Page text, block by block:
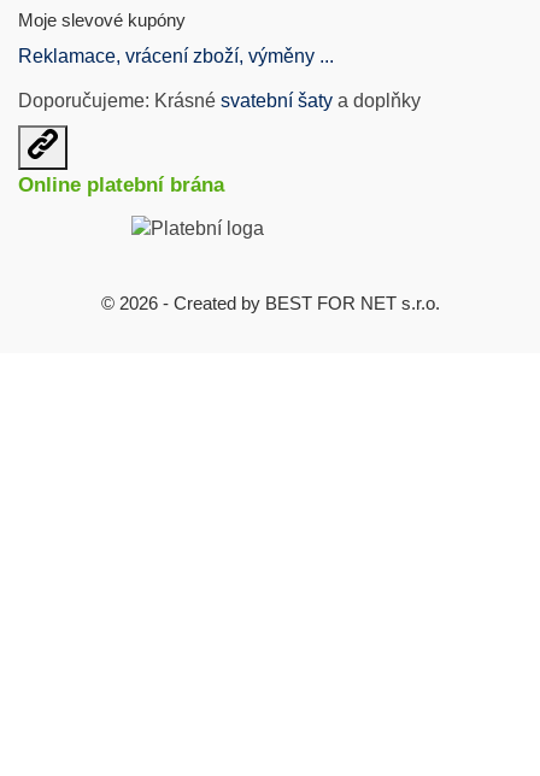
Moje slevové kupóny
Reklamace, vrácení zboží, výměny ...
Doporučujeme: Krásné svatební šaty a doplňky
Otevřit
užitečné
odkazy
Online platební brána
© 2026 - Created by BEST FOR NET s.r.o.